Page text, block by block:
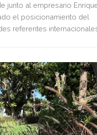
junto al empresario
el posicionamiento del
referentes